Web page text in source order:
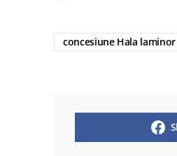
concesiune Hala laminor